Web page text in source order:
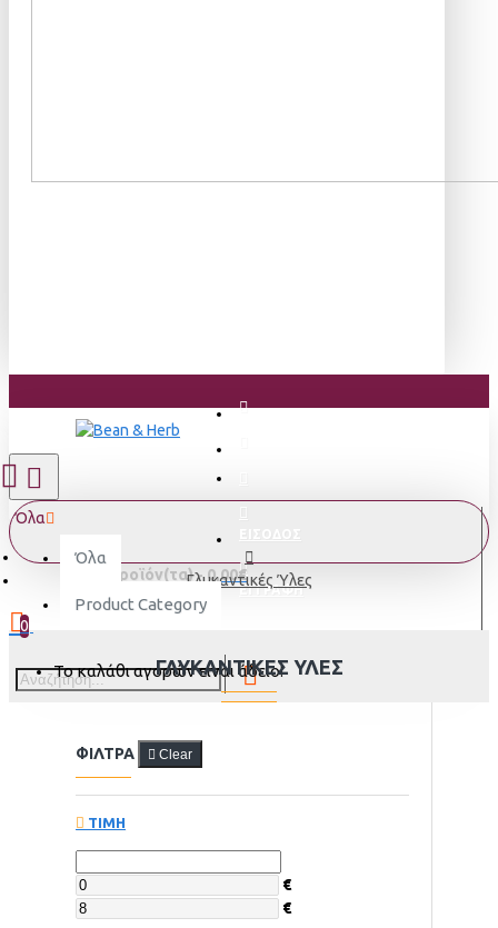
ΕΓΓΡΑΦΗ
Όλα
Όλα
Product Category
0 προϊόν(τα) - 0,00€
0
Το καλάθι αγορών είναι άδειο!
Γλυκαντικές Ύλες
ΓΛΥΚΑΝΤΙΚΈΣ ΎΛΕΣ
ΦΙΛΤΡΑ Clear
ΤΙΜΗ
€
€